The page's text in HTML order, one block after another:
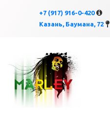
+7 (917) 916-0-420
Казань, Баумана, 72×